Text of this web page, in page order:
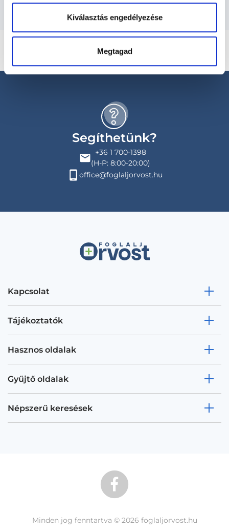
Kiválasztás engedélyezése
Megtagad
Segíthetünk?
+36 1 700-1398
(H-P: 8:00-20:00)
office@foglaljorvost.hu
Kapcsolat
Tájékoztatók
Hasznos oldalak
Gyűjtő oldalak
Népszerű keresések
Minden jog fenntartva © 2026 foglaljorvost.hu